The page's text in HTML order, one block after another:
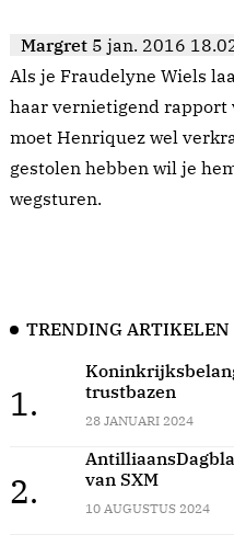
Margret 5 jan. 2016
Als je Fraudelyne Wiels
haar vernietigend rapport
moet Henriquez wel
gestolen hebben wil je
wegsturen.
TRENDING ARTIKELEN
1.
trustbazen
28 JANUARI 2024
2.
van SXM
10 AUGUSTUS 2024